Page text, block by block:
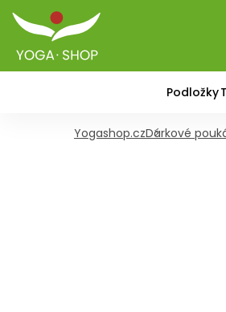
Podložky
Yogashop.czDárkové